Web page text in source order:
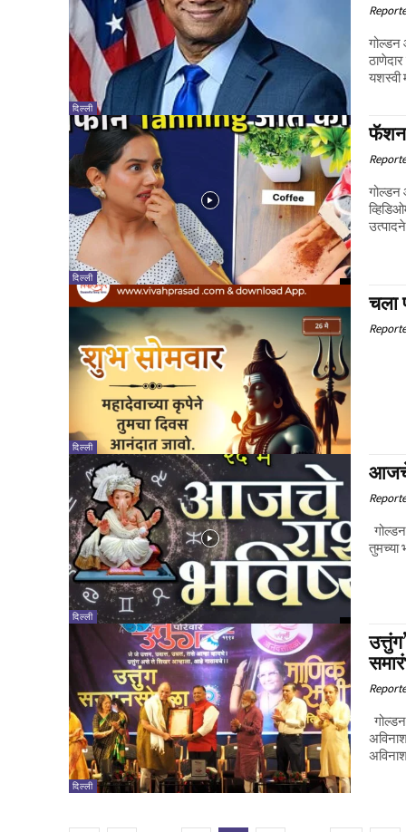
दिल्ली
गोल्डन
यशस्वी
दिल्ली
फॅशन
गोल्डन
दिल्ली
चला
दिल्ली
आजचे
दिल्ली
अविनाश धर्माधिकारी !
अविनाश